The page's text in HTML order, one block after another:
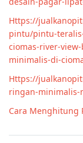
Https://
pintu/pintu-
ciomas-river-
minimalis-di-
Https://
ringan-minimalis-
Cara Menghitung